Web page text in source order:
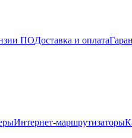
ПОДоставка и оплата
Интернет-маршрутизаторы